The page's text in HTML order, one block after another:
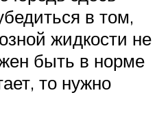
в том,
жидкости не
быть в норме
то нужно